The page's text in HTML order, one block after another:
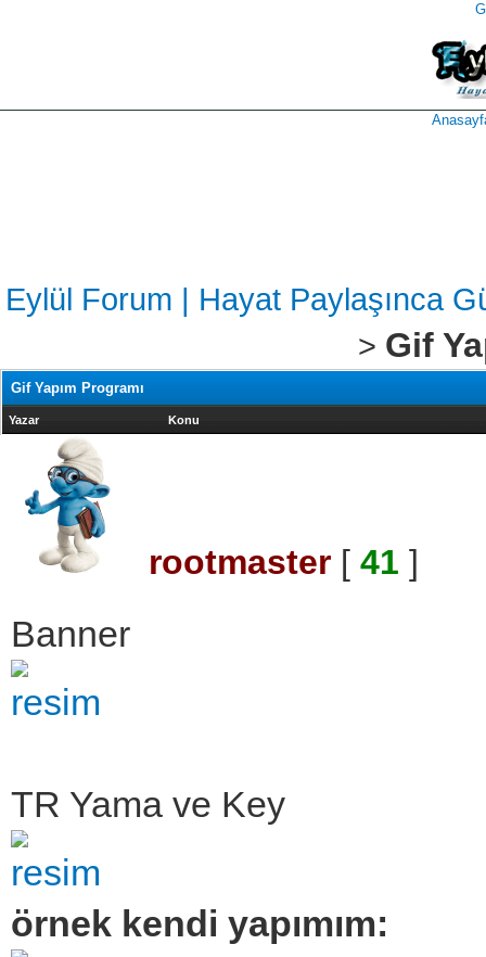
Eylül Forum | Hayat Paylaşınca
> Gif
Gif Yapım Programı
Yazar Konu
rootmaster [ 41 ]
Banner
TR Yama ve Key
örnek kendi yapımım: